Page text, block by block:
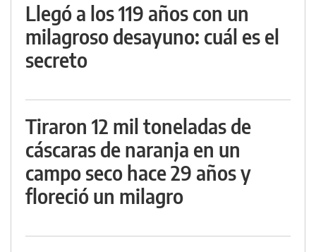
Llegó a los 119 años con un
milagroso desayuno: cuál es el
secreto
Tiraron 12 mil toneladas de
cáscaras de naranja en un
campo seco hace 29 años y
floreció un milagro